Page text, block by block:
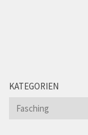
KATEGORIEN
Kategorien